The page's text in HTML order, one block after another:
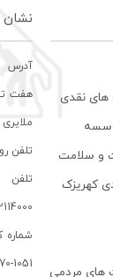
های نقدی
و سلامت
کهریزک
های مردمی
نشان
آدرس
هفت
ملايری
تلفن
1051-0870-5029